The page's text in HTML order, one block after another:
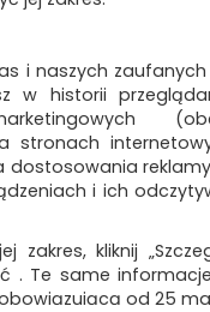
i naszych
w historii
stronach
dostosowania
i ich
kliknij
. Te same
od 25